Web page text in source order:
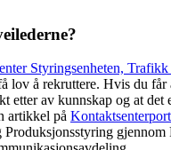
Styringsenheten,
lov å rekruttere. Hvis du får
etter av kunnskap og at
artikkel på
gjennom